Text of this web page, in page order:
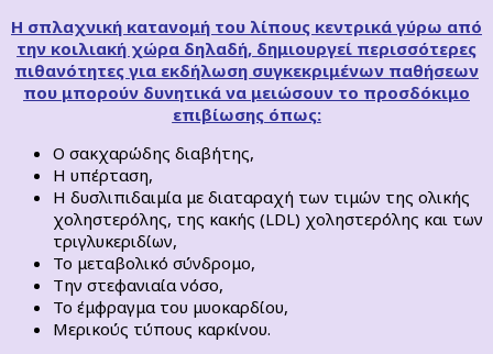
Η σπλαχνική κατανομή του λίπους κεντρικά γύρω από
την κοιλιακή χώρα δηλαδή, δημιουργεί περισσότερες
πιθανότητες για εκδήλωση συγκεκριμένων παθήσεων
που μπορούν δυνητικά να μειώσουν το προσδόκιμο
επιβίωσης όπως:
Ο σακχαρώδης διαβήτης,
Η υπέρταση,
Η δυσλιπιδαιμία με διαταραχή των τιμών της ολικής
χοληστερόλης, της κακής (LDL) χοληστερόλης και των
τριγλυκεριδίων,
Το μεταβολικό σύνδρομο,
Την στεφανιαία νόσο,
Το έμφραγμα του μυοκαρδίου,
Μερικούς τύπους καρκίνου.